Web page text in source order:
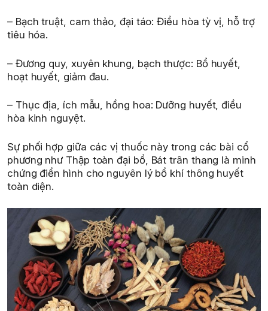
– Bạch truật, cam thảo, đại táo: Điều hòa tỳ vị, hỗ trợ
tiêu hóa.
– Đương quy, xuyên khung, bạch thược: Bổ huyết,
hoạt huyết, giảm đau.
– Thục địa, ích mẫu, hồng hoa: Dưỡng huyết, điều
hòa kinh nguyệt.
Sự phối hợp giữa các vị thuốc này trong các bài cổ
phương như Thập toàn đại bổ, Bát trân thang là minh
chứng điển hình cho nguyên lý bổ khí thông huyết
toàn diện.